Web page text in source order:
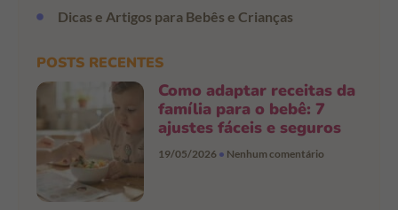
Dicas e Artigos para Bebês e Crianças
POSTS RECENTES
Como adaptar receitas da
família para o bebê: 7
ajustes fáceis e seguros
19/05/2026 Nenhum comentário